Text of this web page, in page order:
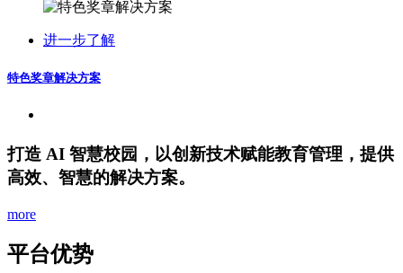
进一步了解
特色奖章解决方案
打造 AI 智慧校园，以创新技术赋能教育管理，提供
高效、智慧的解决方案。
more
平台优势